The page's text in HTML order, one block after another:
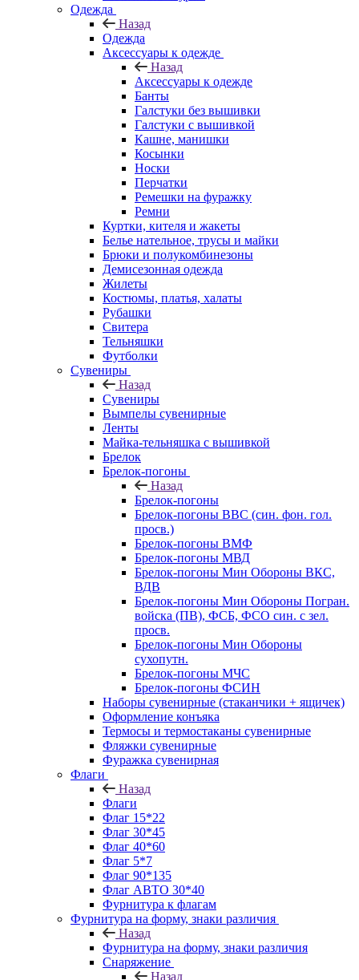
Одежда
Назад
Одежда
Аксессуары к одежде
Назад
Аксессуары к одежде
Банты
Галстуки без вышивки
Галстуки с вышивкой
Кашне, манишки
Косынки
Носки
Перчатки
Ремешки на фуражку
Ремни
Куртки, кителя и жакеты
Белье нательное, трусы и майки
Брюки и полукомбинезоны
Демисезонная одежда
Жилеты
Костюмы, платья, халаты
Рубашки
Свитера
Тельняшки
Футболки
Сувениры
Назад
Сувениры
Вымпелы сувенирные
Ленты
Майка-тельняшка с вышивкой
Брелок
Брелок-погоны
Назад
Брелок-погоны
Брелок-погоны ВВС (син. фон. гол.
просв.)
Брелок-погоны ВМФ
Брелок-погоны МВД
Брелок-погоны Мин Обороны ВКС,
ВДВ
Брелок-погоны Мин Обороны Погран.
войска (ПВ), ФСБ, ФСО син. с зел.
просв.
Брелок-погоны Мин Обороны
сухопутн.
Брелок-погоны МЧС
Брелок-погоны ФСИН
Наборы сувенирные (стаканчики + ящичек)
Оформление конъяка
Термосы и термостаканы сувенирные
Фляжки сувенирные
Фуражка сувенирная
Флаги
Назад
Флаги
Флаг 15*22
Флаг 30*45
Флаг 40*60
Флаг 5*7
Флаг 90*135
Флаг АВТО 30*40
Фурнитура к флагам
Фурнитура на форму, знаки различия
Назад
Фурнитура на форму, знаки различия
Снаряжение
Назад